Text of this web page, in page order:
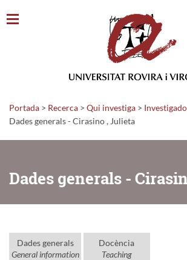
Portada > Recerca > Qui investiga >
Dades generals - Cirasino , Julieta
Dades generals -
Dades generals
General information
Docència
Teaching